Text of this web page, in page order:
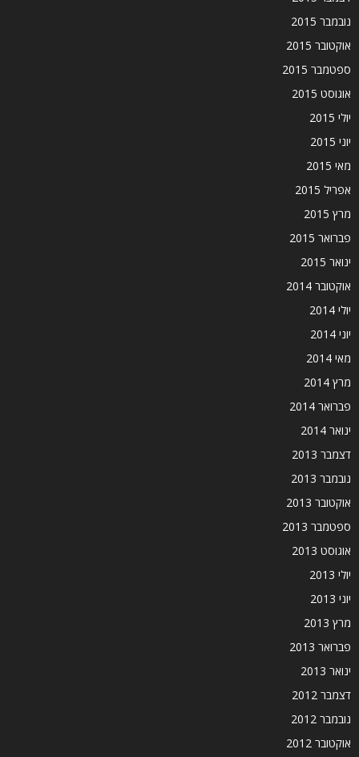
נובמבר 2015
אוקטובר 2015
ספטמבר 2015
אוגוסט 2015
יולי 2015
יוני 2015
מאי 2015
אפריל 2015
מרץ 2015
פברואר 2015
ינואר 2015
אוקטובר 2014
יולי 2014
יוני 2014
מאי 2014
מרץ 2014
פברואר 2014
ינואר 2014
דצמבר 2013
נובמבר 2013
אוקטובר 2013
ספטמבר 2013
אוגוסט 2013
יולי 2013
יוני 2013
מרץ 2013
פברואר 2013
ינואר 2013
דצמבר 2012
נובמבר 2012
אוקטובר 2012